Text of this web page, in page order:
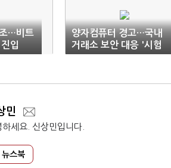
…비트
입
양자컴퓨터 경고…국내
거래소 보안 대응 '시험
대'
민
하세요. 신상민입니다.
뉴스북